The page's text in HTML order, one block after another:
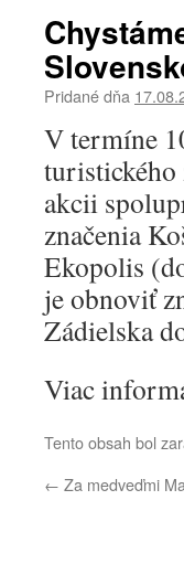
Pridané dňa
V termíne
turistického
akcii
značenia
Ekopolis
je obnoviť
Zádielska
Viac
Tento obsah bol
← Za medveďmi